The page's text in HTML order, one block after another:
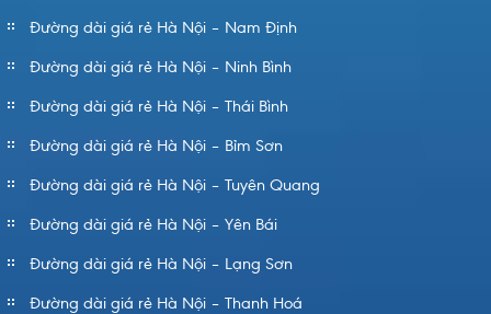
Đường dài giá rẻ Hà Nội – Nam Định
Đường dài giá rẻ Hà Nội – Ninh Bình
Đường dài giá rẻ Hà Nội – Thái Bình
Đường dài giá rẻ Hà Nội – Bỉm Sơn
Đường dài giá rẻ Hà Nội – Tuyên Quang
Đường dài giá rẻ Hà Nội – Yên Bái
Đường dài giá rẻ Hà Nội – Lạng Sơn
Đường dài giá rẻ Hà Nội – Thanh Hoá